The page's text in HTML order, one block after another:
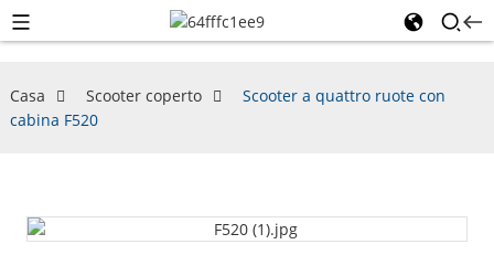
Casa Scooter coperto
Scooter a quattro ruote con
cabina F520